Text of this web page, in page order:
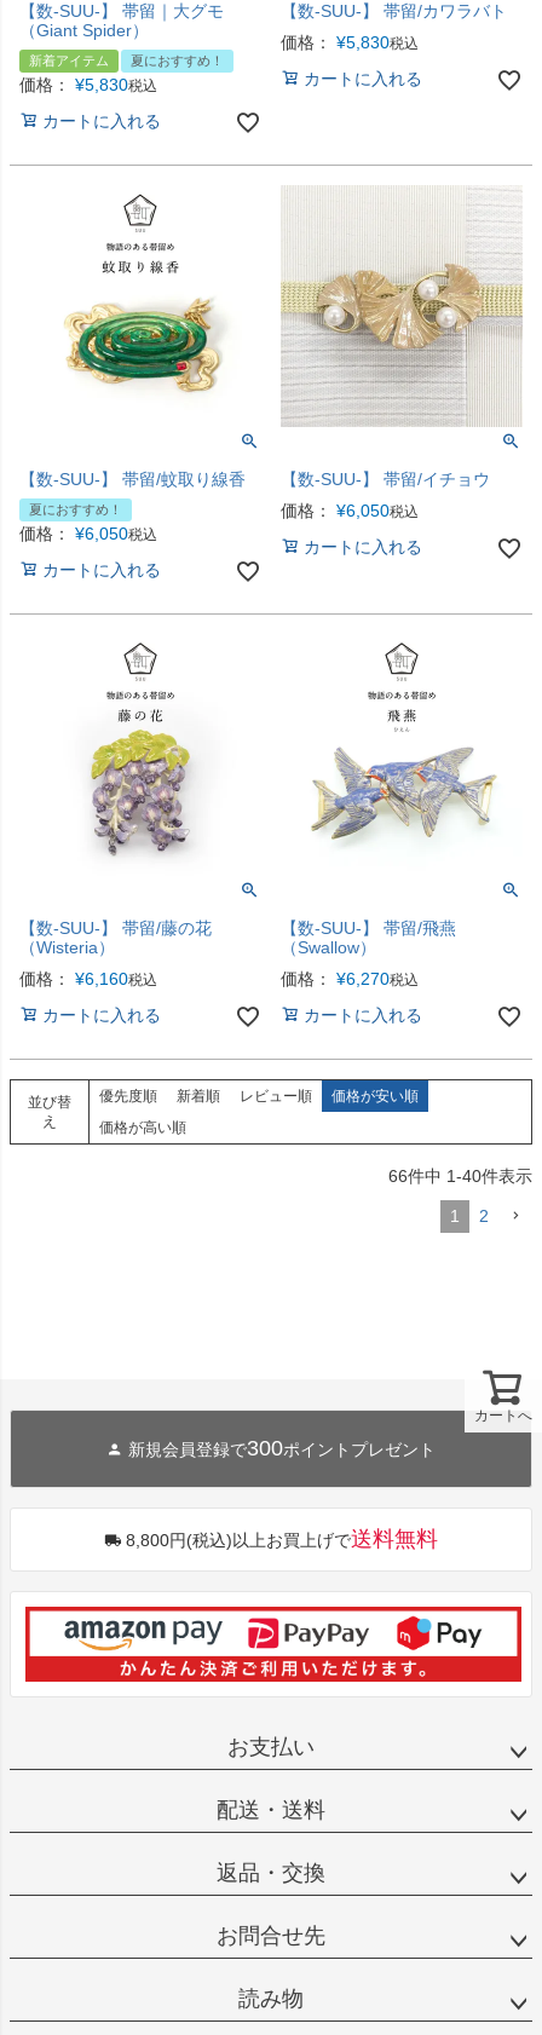
【数-SUU-】 帯留｜大グモ
（Giant Spider）
新着アイテム 夏におすすめ！
価格： ¥5,830税込
カートに入れる
【数-SUU-】 帯留/カワラバト
価格：
¥5,830税込
カートに入れる
【数-SUU-】 帯留/蚊取り線香
夏におすすめ！
価格： ¥6,050税込
カートに入れる
【数-SUU-】 帯留/イチョウ
価格：
¥6,050税込
カートに入れる
【数-SUU-】 帯留/藤の花
（Wisteria）
価格：
¥6,160税込
カートに入れる
【数-SUU-】 帯留/飛燕
（Swallow）
価格：
¥6,270税込
カートに入れる
並び替
え
優先度順 新着順 レビュー順
価格が安い順
価格が高い順
66件中 1-40件表示
1 2
カートへ
新規会員登録で300ポイントプレゼント
8,800円(税込)以上お買上げで送料無料
お支払い
配送・送料
返品・交換
お問合せ先
読み物